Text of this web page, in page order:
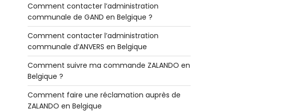
Comment contacter l’administration
communale de GAND en Belgique ?
Comment contacter l’administration
communale d’ANVERS en Belgique
Comment suivre ma commande ZALANDO en
Belgique ?
Comment faire une réclamation auprès de
ZALANDO en Belgique